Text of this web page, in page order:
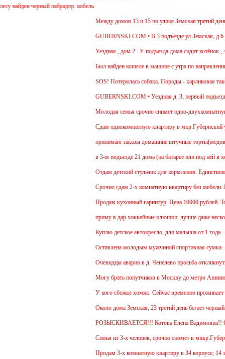
черный лабрадор. кобель.
Между домов 13 и 15 по улице Земская третий день
GUBERNSKI.COM • В 3 подъезде ул.Земская, д.6
Уездная , дом 2 . У подъезда дома сидит котёнок ,
Был найден кошеле в машине с утра по
SOS! Потерялась собака. Породы - карликовая
GUBERNSKI.COM • Уездная д. 3, первый
Молодая семья срочно снимет одно-
Cдам однокомнатную квартиру в мкр.Губернский
принимаю заказы домашние штучные
в 3-м подъезде 21 дома (на батарее или под ней в
Отдам детский стульчик для кормления.
Срочно сдам 2-х комнатную квартиру без мебели.
Продам кухонный гарнитур. Цена 10000 рублей.
приму в дар хоккейные клюшки, лучше даже
Куплю детское автокресло, для малыша от 1 года.
Оставлена молодым мужчиной спортивная сумка.
Очевидцы аварии в д. Чепелево просьба
Могу брать попутчиков в Москву до метро
У кого сбежал хомяк. Сейчас временно проживает
Около дома Земская, 23 третий день бегает
РОЗЫСКИВАЕТСЯ!!! Котова Елена
Семья из 3-х человек, срочно снимет в
Продам 3-х комнатную квартиру в 34 корпусе, 14